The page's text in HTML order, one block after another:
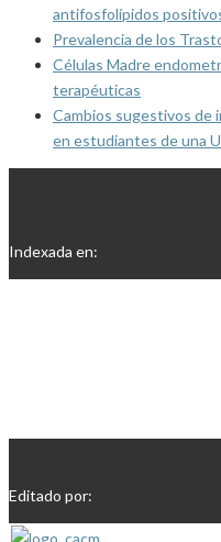
antifosfolípidos
Prevalencia de los
Células Madre
terapéuticas
Cambios sugestivos de
en estudiantes de una
Indexada en:
Editado por: